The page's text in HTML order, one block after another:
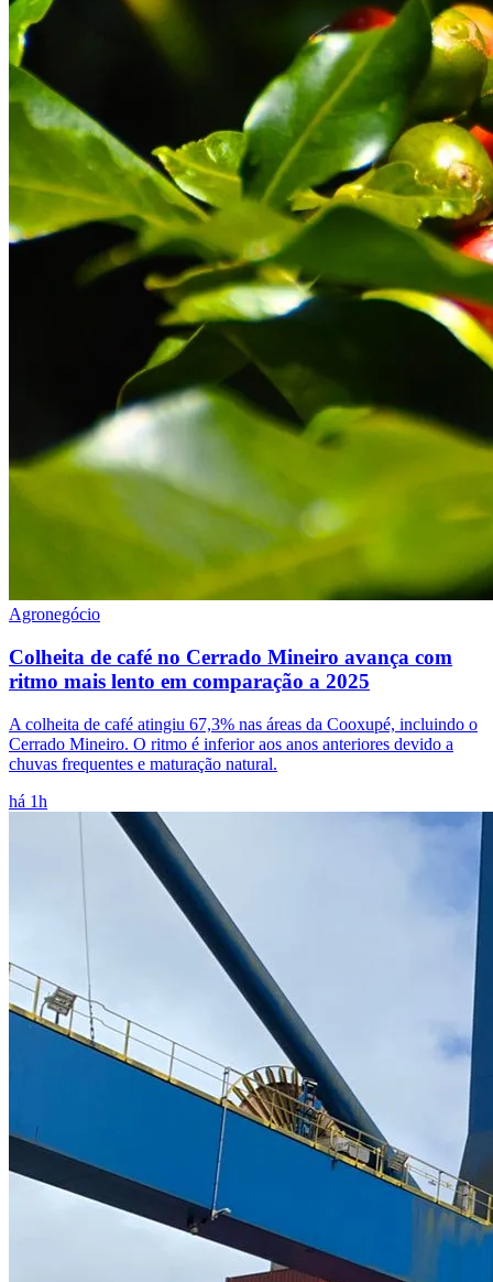
Agronegócio
Colheita de café no Cerrado Mineiro avança com
ritmo mais lento em comparação a 2025
A colheita de café atingiu 67,3% nas áreas da Cooxupé, incluindo o
Cerrado Mineiro. O ritmo é inferior aos anos anteriores devido a
chuvas frequentes e maturação natural.
há 1h